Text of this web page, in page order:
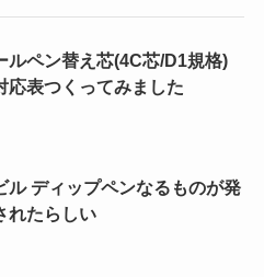
ルペン替え芯(4C芯/D1規格)
応表つくってみました
ル ディップペンなるものが発
れたらしい